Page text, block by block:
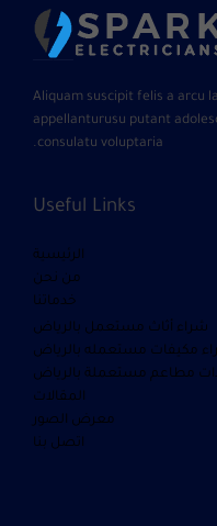
Aliquam suscipit felis a arcu
appellanturusu putant
consulatu voluptaria.
Useful Links
الرئيسية
من نحن
خدماتنا
شراء أثاث مستعمل بالرياض
مكيفات مستعمله بالرياض
مطاعم مستعملة بالرياض
المقالات
معرض الصور
اتصل بنا